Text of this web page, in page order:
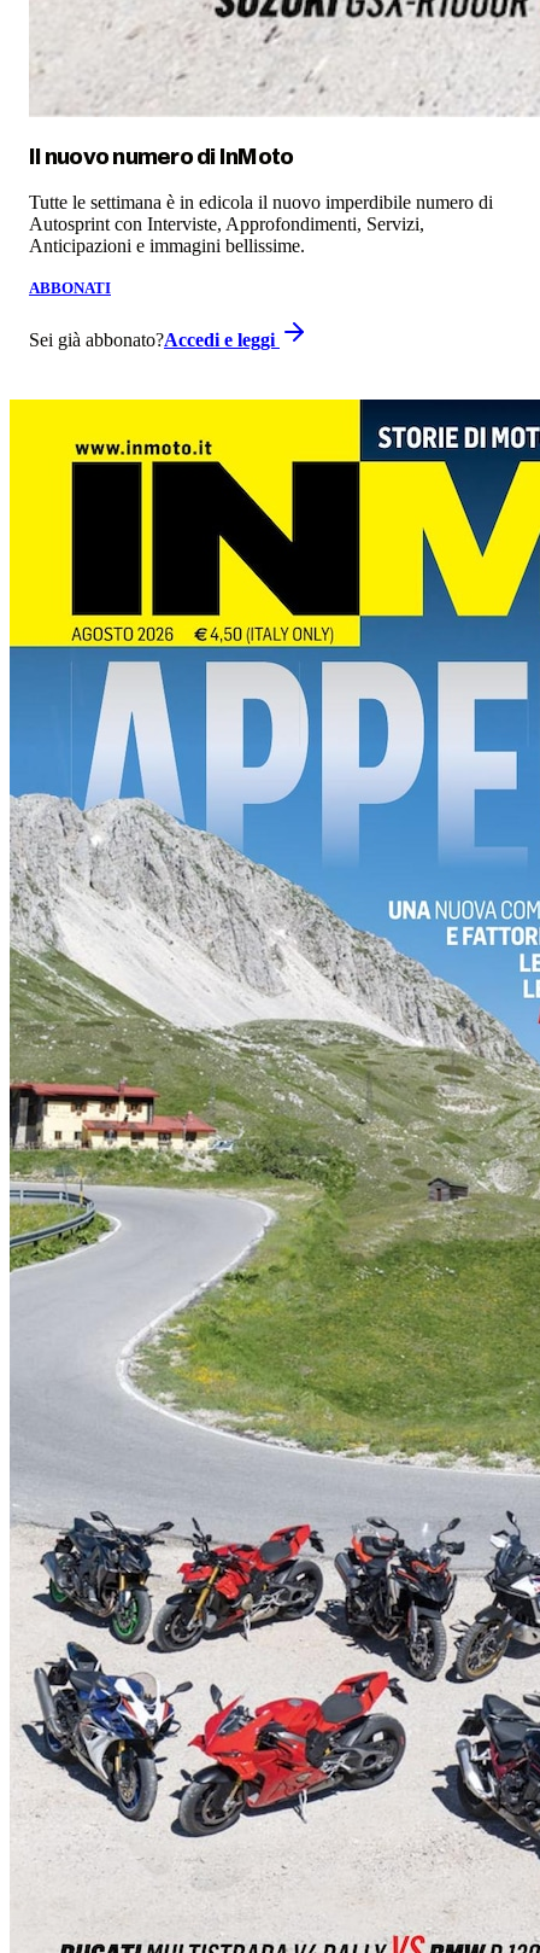
Il nuovo numero di InMoto
Tutte le settimana è in edicola il nuovo imperdibile numero di
Autosprint con Interviste, Approfondimenti, Servizi,
Anticipazioni e immagini bellissime.
ABBONATI
Sei già abbonato?Accedi e leggi